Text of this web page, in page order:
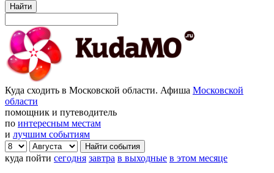
Найти
Куда сходить в Московской области. Афиша Московской
области
помощник и путеводитель
по интересным местам
и лучшим событиям
куда пойти сегодня завтра в выходные в этом месяце